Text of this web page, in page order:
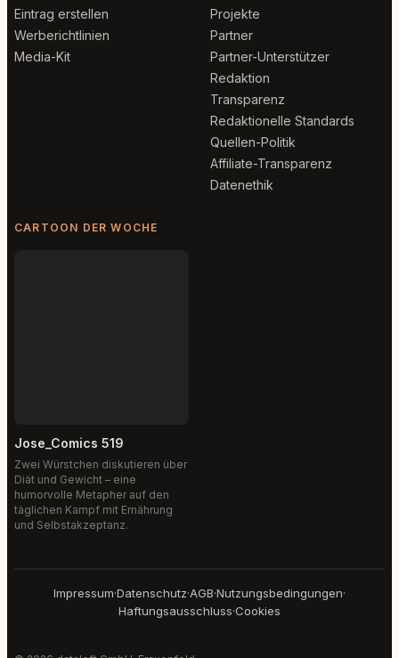
Eintrag erstellen
Werberichtlinien
Media-Kit
Projekte
Partner
Partner-Unterstützer
Redaktion
Transparenz
Redaktionelle Standards
Quellen-Politik
Affiliate-Transparenz
Datenethik
CARTOON DER WOCHE
Jose_Comics 519
Zwei Würstchen diskutieren über
Diät und Gewicht – eine
humorvolle Metapher auf den
täglichen Kampf mit Ernährung
und Selbstakzeptanz.
Impressum·Datenschutz·AGB·Nutzungsbedingungen·
Haftungsausschluss·Cookies